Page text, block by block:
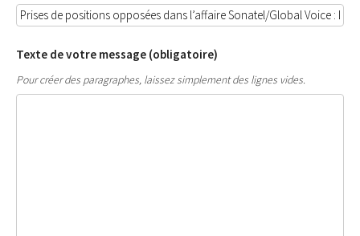
Texte de votre message (obligatoire)
Pour créer des paragraphes, laissez simplement des lignes vides.